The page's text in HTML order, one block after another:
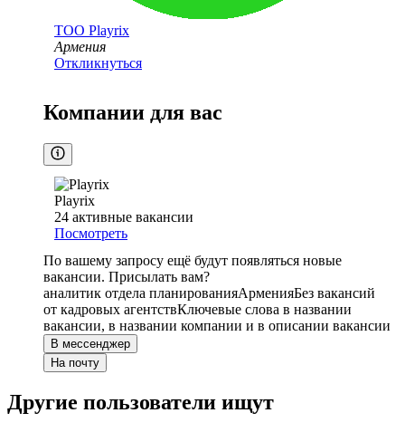
ТОО Playrix
Армения
Откликнуться
Компании для вас
Playrix
24 активные вакансии
Посмотреть
По вашему запросу ещё будут появляться новые
вакансии. Присылать вам?
аналитик отдела планированияАрменияБез вакансий
от кадровых агентствКлючевые слова в названии
вакансии, в названии компании и в описании вакансии
В мессенджер
На почту
Другие пользователи ищут